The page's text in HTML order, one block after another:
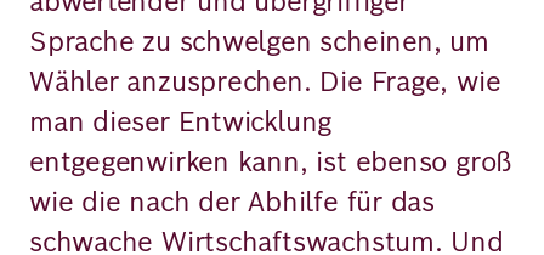
Sprache zu schwelgen scheinen, um
Wähler anzusprechen. Die Frage, wie
man dieser Entwicklung
entgegenwirken kann, ist ebenso groß
wie die nach der Abhilfe für das
schwache Wirtschaftswachstum. Und